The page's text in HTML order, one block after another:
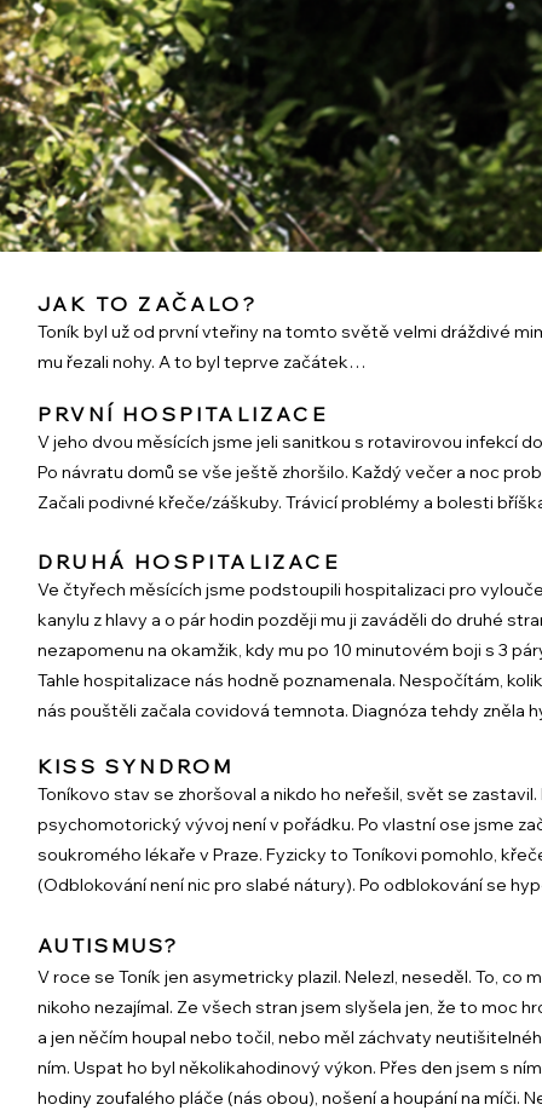
JAK TO ZAČALO?
Toník byl už od první vteřiny na tomto světě velmi dráždivé
mu řezali nohy. A to byl teprve začátek…
PRVNÍ HOSPITALIZACE
V jeho dvou měsících jsme jeli sanitkou s rotavirovou infekcí
Po návratu domů se vše ještě zhoršilo. Každý večer a noc
Začali podivné křeče/záškuby. Trávicí problémy a bolesti
DRUHÁ HOSPITALIZACE
Ve čtyřech měsících jsme podstoupili hospitalizaci pro
kanylu z hlavy a o pár hodin později mu ji zaváděli do druhé
nezapomenu na okamžik, kdy mu po 10 minutovém boji s 3
Tahle hospitalizace nás hodně poznamenala. Nespočítám,
nás pouštěli začala covidová temnota. Diagnóza tehdy zněla
KISS SYNDROM
Toníkovo stav se zhoršoval a nikdo ho neřešil, svět se
psychomotorický vývoj není v pořádku. Po vlastní ose jsme
soukromého lékaře v Praze. Fyzicky to Toníkovi pomohlo,
(Odblokování není nic pro slabé nátury). Po odblokování se
AUTISMUS?
V roce se Toník jen asymetricky plazil. Nelezl, neseděl. To,
nikoho nezajímal. Ze všech stran jsem slyšela jen, že to moc
a jen něčím houpal nebo točil, nebo měl záchvaty
ním. Uspat ho byl několikahodinový výkon. Přes den jsem s
hodiny zoufalého pláče (nás obou), nošení a houpání na míči.